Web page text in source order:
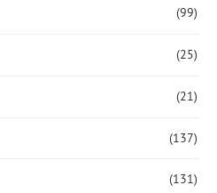
(99)
(25)
(21)
(137)
(131)